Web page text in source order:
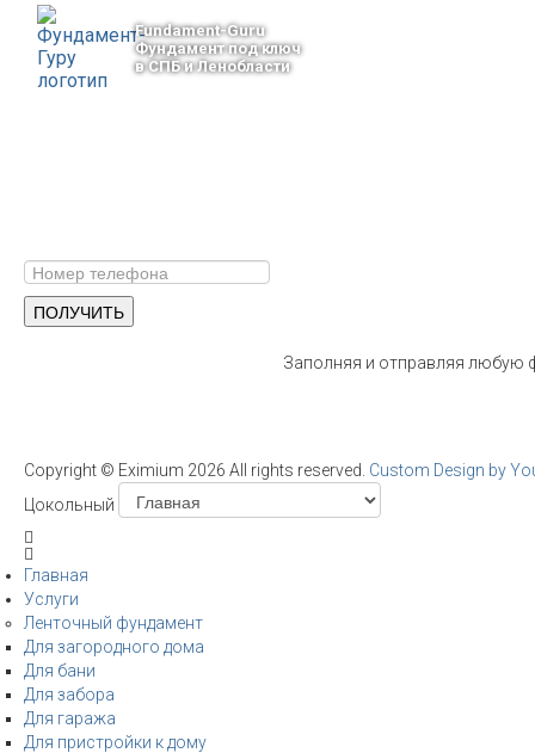
Fundament-Guru
Фундамент под ключ
в СПБ и Ленобласти
Заполняя и отправляя любую
Copyright © Eximium 2026 All rights reserved. Custom Design by
Цокольный
Главная
Услуги
Ленточный фундамент
Для загородного дома
Для бани
Для забора
Для гаража
Для пристройки к дому